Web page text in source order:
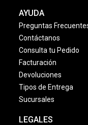
AYUDA
Preguntas
Contáctanos
Consulta tu Pedido
Facturación
Devoluciones
Tipos de Entrega
Sucursales
LEGALES